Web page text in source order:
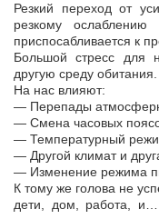
Резкий переход от
резкому
приспосабливается к
Большой стресс для
другую среду обитания.
На нас влияют:
— Перепады
— Смена часовых
— Температурный
— Другой климат и
— Изменение режима
К тому же голова не
дети, дом, работа,